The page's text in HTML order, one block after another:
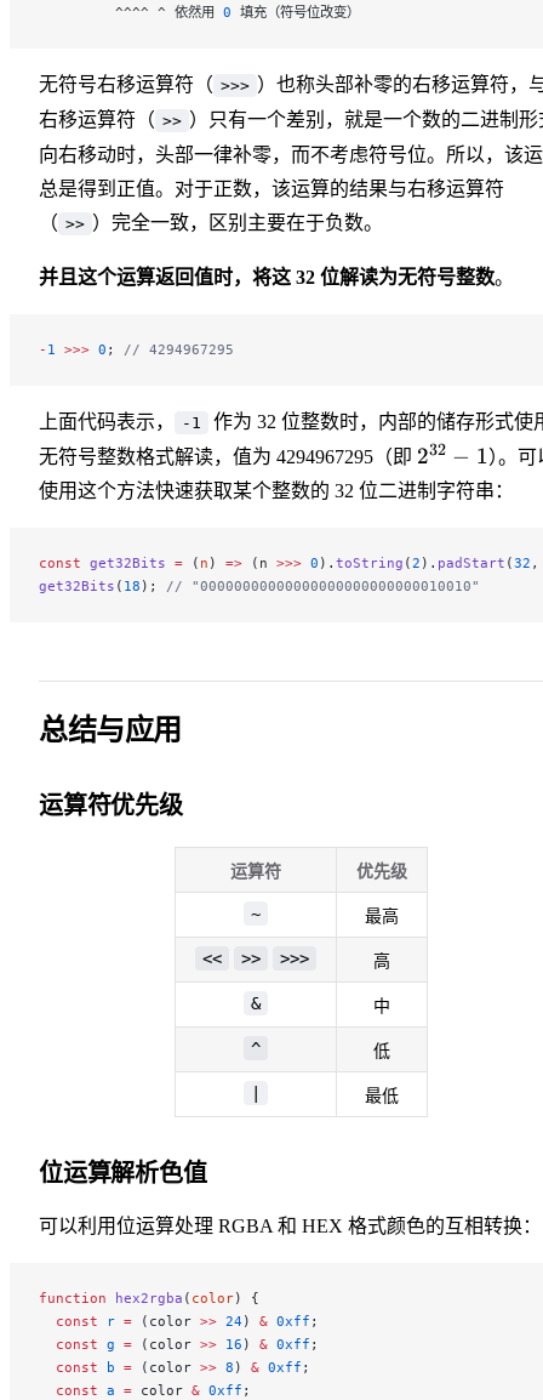
         ^^^^ ^ 依然用
0 填充（符号位改变）
无符号右移运算符（ >>> ）也称头部补零的右移运算符，
右移运算符（ >> ）只有一个差别，就是一个数的二进制形
向右移动时，头部一律补零，而不考虑符号位。所以，该
总是得到正值。对于正数，该运算的结果与右移运算符
（ >> ）完全一致，区别主要在于负数。
并且这个运算返回值时，将这 32 位解读为无符号整数。
- 1 >>> 0 ; // 4294967295
上面代码表示， -1
作为 32 位整数时，内部的储存形式使
无符号整数格式解读，值为 4294967295（即 232 − 1）
。 可
使用这个方法快速获取某个整数的 32 位二进制字符串：
const get32Bits = ( n ) => (n >>> 0 ). toString (2 ). padStart (32
get32Bits ( 18 ); // "00000000000000000000000000010010"
总结与应用
运算符优先级
运算符 优先级
~ 最高
<< >> >>> 高
& 中
^ 低
最低
位运算解析色值
可以利用位运算处理 RGBA 和 HEX 格式颜色的互相转换：
function hex2rgba ( color) {
  const
r = (color >> 24) & 0xff ;
  const
g = (color >> 16 ) & 0xff ;
  const
b = (color >> 8 ) & 0xff ;
  const
a = color & 0xff ;